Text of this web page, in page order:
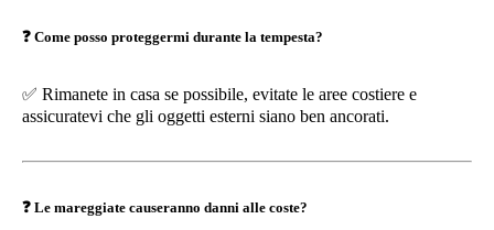
❓ Come posso proteggermi durante la tempesta?
✅ Rimanete in casa se possibile, evitate le aree costiere e
assicuratevi che gli oggetti esterni siano ben ancorati.
❓ Le mareggiate causeranno danni alle coste?